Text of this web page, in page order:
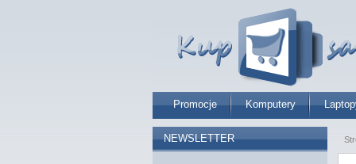
Promocje Komputery
NEWSLETTER